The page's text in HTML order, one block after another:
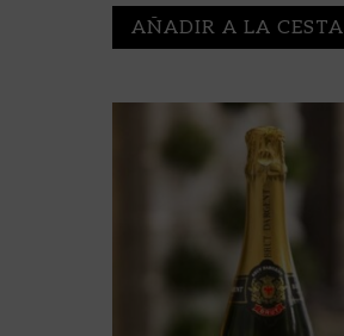
AÑADIR A LA CESTA